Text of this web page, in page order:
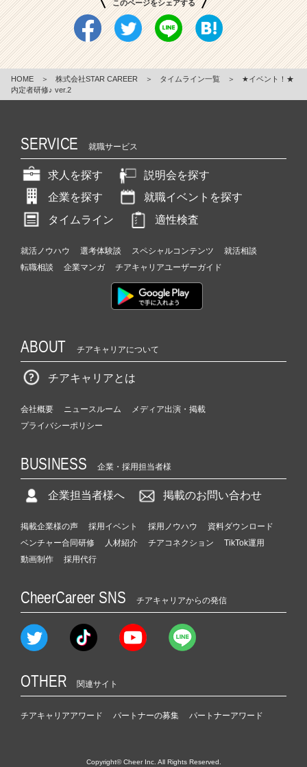
このページをシェアする
HOME ＞ 株式会社STAR CAREER ＞ タイムライン一覧 ＞
★イベント！★
内定者研修♪ ver.2
SERVICE 就職サービス
求人を探す
説明会を探す
企業を探す
就職イベントを探す
タイムライン
適性検査
就活ノウハウ 選考体験談 スペシャルコンテンツ
就活相談
転職相談
企業マンガ チアキャリアユーザーガイド
ABOUT チアキャリアについて
チアキャリアとは
会社概要 ニュースルーム
メディア出演・掲載
プライバシーポリシー
BUSINESS 企業・採用担当者様
企業担当者様へ 掲載のお問い合わせ
掲載企業様の声 採用イベント 採用ノウハウ
資料ダウンロード
ベンチャー合同研修
人材紹介 チアコネクション
TikTok運用
動画制作
採用代行
CheerCareer SNS チアキャリアからの発信
OTHER 関連サイト
チアキャリアアワード パートナーの募集 パートナーアワード
Copyright© Cheer Inc. All Rights Reserved.